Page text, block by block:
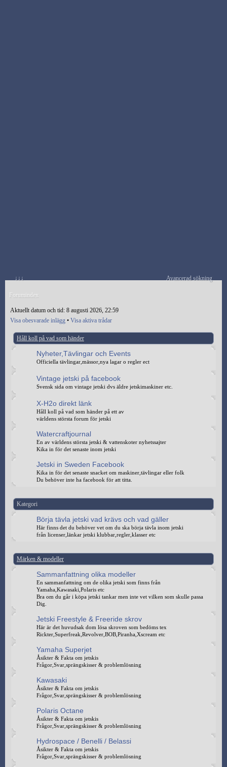
↓↓↓ Avancerad sökning
Forumindex
Aktuellt datum och tid: 8 augusti 2026, 22:59
Visa obesvarade inlägg • Visa aktiva trådar
Håll koll på vad som händer
Nyheter,Tävlingar och Events
Officiella tävlingar,mässor,nya lagar o regler ect
Vintage jetski på facebook
Svensk sida om vintage jetski dvs äldre jetskimaskiner etc.
X-H2o direkt länk
Håll koll på vad som händer på ett av
världens största forum för jetski
Watercraftjournal
En av världens största jetski & vattenskoter nyhetssajter
Kika in för det senaste inom jetski
Jetski in Sweden Facebook
Kika in för det senaste snacket om maskiner,tävlingar eller folk
Du behöver inte ha facebook för att titta.
Kategori
Börja tävla jetski vad krävs och vad gäller
Här finns det du behöver vet om du ska börja tävla inom jetski
från licenser,länkar jetski klubbar,regler,klasser etc
Märken & modeller
Sammanfattning olika modeller
En sammanfattning om de olika jetski som finns från
Yamaha,Kawasaki,Polaris etc
Bra om du går i köpa jetski tankar men inte vet vilken som skulle passa
Dig.
Jetski Freestyle & Freeride skrov
Här är det huvudsak dom lösa skroven som bedöms tex
Rickter,Superfreak,Revolver,BOB,Piranha,Xscream etc
Yamaha Superjet
Åsikter & Fakta om jetskis
Frågor,Svar,sprängskisser & problemlösning
Kawasaki
Åsikter & Fakta om jetskis
Frågor,Svar,sprängskisser & problemlösning
Polaris Octane
Åsikter & Fakta om jetskis
Frågor,Svar,sprängskisser & problemlösning
Hydrospace / Benelli / Belassi
Åsikter & Fakta om jetskis
Frågor,Svar,sprängskisser & problemlösning